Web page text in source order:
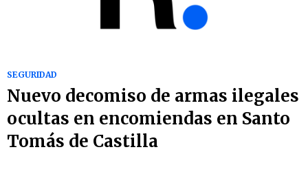
SEGURIDAD
Nuevo decomiso de armas ilegales
ocultas en encomiendas en Santo
Tomás de Castilla